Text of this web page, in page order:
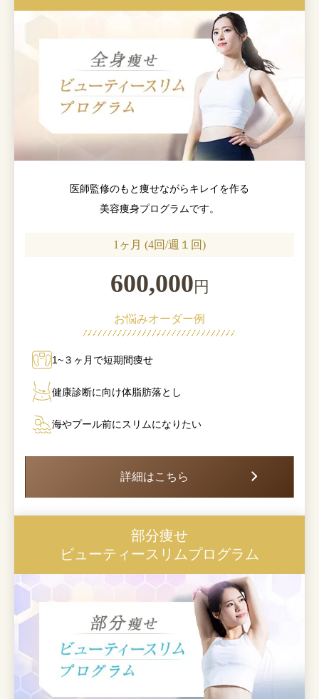
医師監修のもと痩せながらキレイを作る
美容痩身プログラムです。
1ヶ月 (4回/週１回)
600,000 円
お悩みオーダー例
1~３ヶ月で短期間痩せ
健康診断に向け体脂肪落とし
海やプール前にスリムになりたい
詳細はこちら
部分痩せ
ビューティースリムプログラム